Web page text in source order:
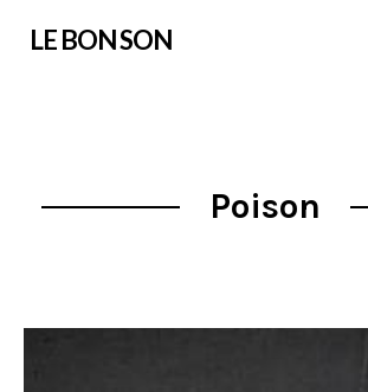
LE BON SON
Poison